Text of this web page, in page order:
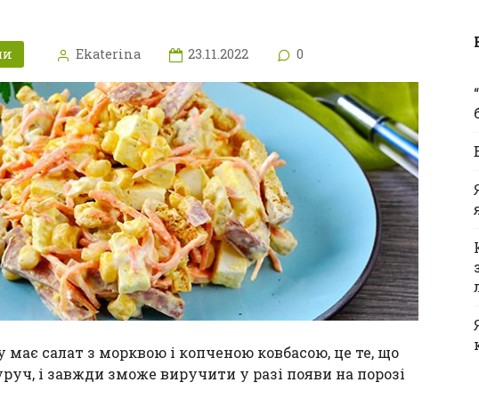
Ekaterina 23.11.2022 0
має салат з морквою і копченою ковбасою, це те, що
і завжди зможе виручити у разі появи на порозі